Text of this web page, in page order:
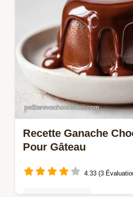
Recette Ganache
Pour Gâteau
4.33 (3